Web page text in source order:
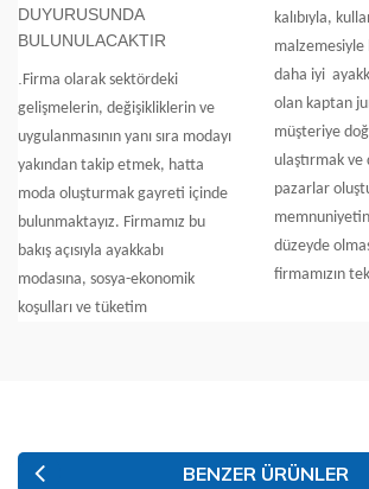
DUYURUSUNDA
BULUNULACAKTIR
Firma olarak sektördeki
gelişmelerin, değişikliklerin ve
uygulanmasının yanı sıra modayı
yakından takip etmek, hatta
moda oluşturmak gayreti içinde
bulunmaktayız. Firmamız bu
bakış açısıyla ayakkabı
modasına, sosya-ekonomik
koşulları ve tüketim
kalıbıyla,
malzemesiyle
daha iyi
olan kaptan
müşteriye
ulaştırmak ve
pazarlar
düzeyde
firmamızın
BENZER ÜRÜNLER